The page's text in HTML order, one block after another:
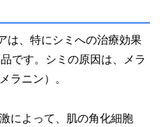
は、特にシミへの治療効果
です。シミの原因は、メラ
ラニン）。
によって、肌の角化細胞